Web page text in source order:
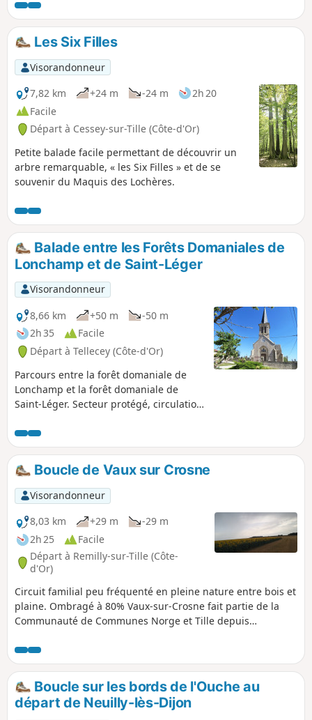
Les Six Filles
Visorandonneur
7,82 km
+24 m -24 m
2h 20
Facile
Départ à Cessey-sur-Tille (Côte-d'Or)
Petite balade facile permettant de découvrir un
arbre remarquable, « les Six Filles » et de se
souvenir du Maquis des Lochères.
Balade entre les Forêts Domaniales de
Lonchamp et de Saint-Léger
Visorandonneur
8,66 km
+50 m
-50 m
2h 35
Facile
Départ à Tellecey (Côte-d'Or)
Parcours entre la forêt domaniale de
Lonchamp et la forêt domaniale de
Saint-Léger. Secteur protégé, circulation
Circuit du vélo-route entre les
communes de Vaux-sur-Crosne et
Lamarche-sur-Saône.
Boucle de Vaux sur Crosne
Visorandonneur
8,03 km
+29 m
-29 m
2h 25
Facile
Départ à Remilly-sur-Tille (Côte-
d'Or)
Circuit familial peu fréquenté en pleine nature entre bois et
plaine. Ombragé à 80% Vaux-sur-Crosne fait partie de la
Communauté de Communes Norge et Tille depuis
varié d’une part du fait de la présence des rivières de la
Tille et du Crosne et d’autre part du fait de la présence d’un
étang, celui de la Lochère, et de nombreuses anciennes
gravières aujourd’hui réservées à la pêche.
Boucle sur les bords de l'Ouche au
départ de Neuilly-lès-Dijon